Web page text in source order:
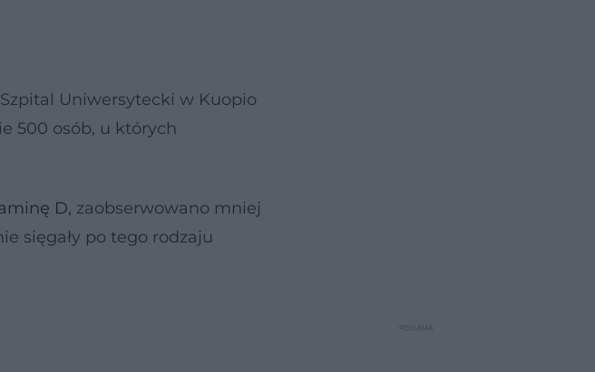
Uniwersytecki w Kuopio
500 osób, u których
D, zaobserwowano mniej
sięgały po tego rodzaju